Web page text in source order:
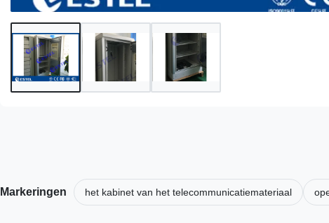
Markeringen het kabinet van het telecommunicatiemateriaal